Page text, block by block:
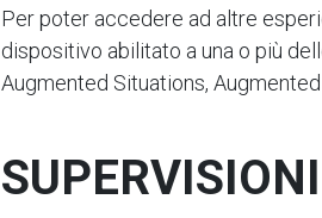
Per poter accedere ad altre
dispositivo abilitato a una o più
Augmented Situations,
SUPERVISIONI